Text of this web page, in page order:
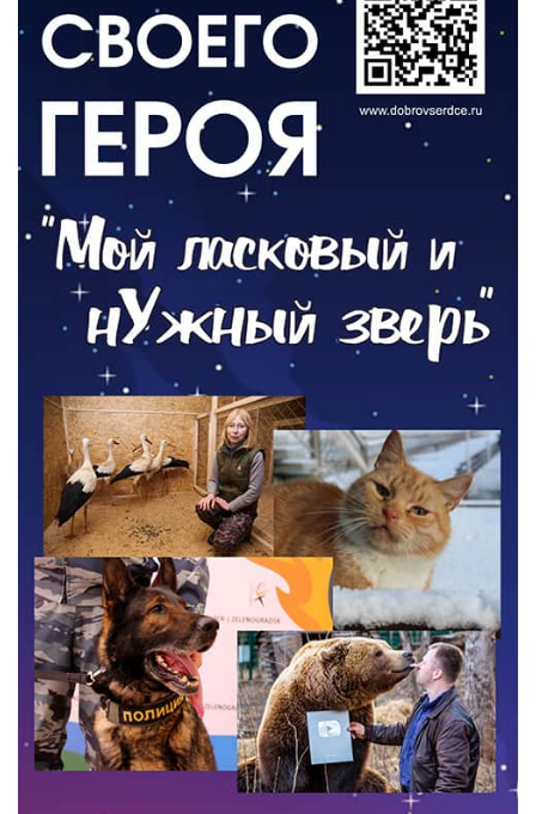
РАЗЪЯСНЯЕМ
Контракт с новой выплатой
05.08.2026